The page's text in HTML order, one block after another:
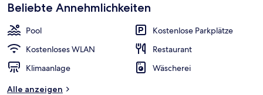
Beliebte Annehmlichkeiten
Pool
Kostenlose Parkplätze
Kostenloses WLAN
Restaurant
Klimaanlage
Wäscherei
Alle anzeigen